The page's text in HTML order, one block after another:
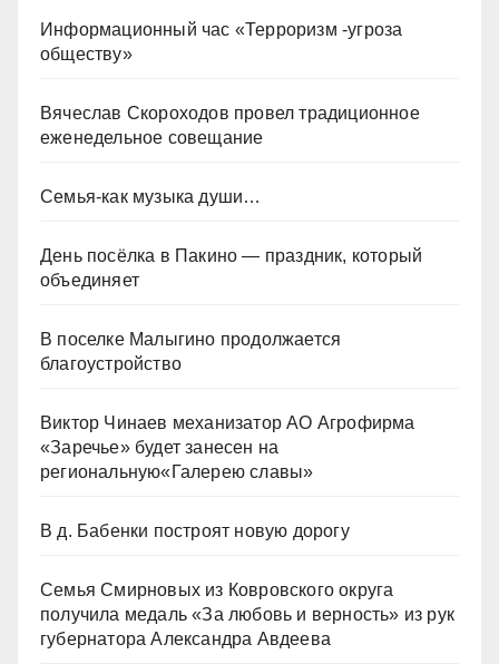
Информационный час «Терроризм -угроза
обществу»
Вячеслав Скороходов провел традиционное
еженедельное совещание
Семья-как музыка души…
День посёлка в Пакино — праздник, который
объединяет
В поселке Малыгино продолжается
благоустройство
Виктор Чинаев механизатор АО Агрофирма
«Заречье» будет занесен на
региональную«Галерею славы»
В д. Бабенки построят новую дорогу
Семья Смирновых из Ковровского округа
получила медаль «За любовь и верность» из рук
губернатора Александра Авдеева